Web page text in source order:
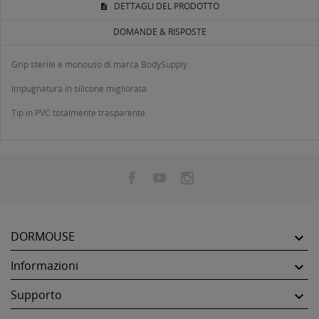
DETTAGLI DEL PRODOTTO
DOMANDE & RISPOSTE
Grip sterile e monouso di marca BodySupply.
Impugnatura in silicone migliorata.
Tip in PVC totalmente trasparente.
DORMOUSE 
Informazioni 
Supporto 